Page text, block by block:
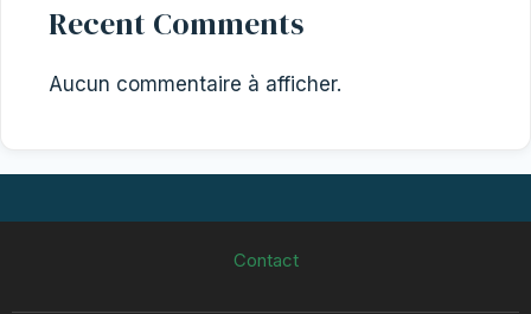
Recent Comments
Aucun commentaire à afficher.
Contact